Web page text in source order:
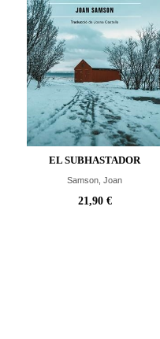
EL SUBHASTADOR
Samson, Joan
21,90 €